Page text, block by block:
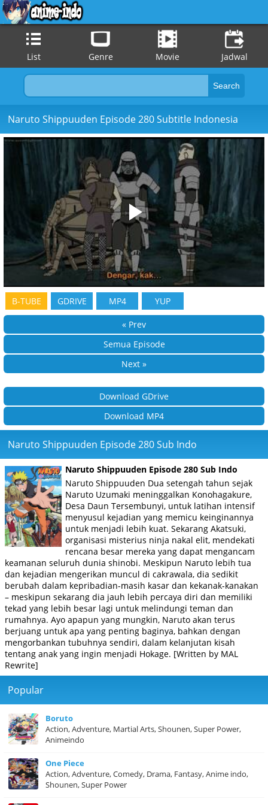
List Genre Movie Jadwal
Naruto Shippuuden Episode 280 Subtitle Indonesia
B-TUBE GDRIVE MP4 YUP
« Prev
Semua Episode
Next »
Download GDrive
Download MP4
Naruto Shippuuden Episode 280 Sub Indo
Naruto Shippuuden Episode 280 Sub Indo
Naruto Shippuuden Dua setengah tahun sejak
Naruto Uzumaki meninggalkan Konohagakure,
Desa Daun Tersembunyi, untuk latihan intensif
menyusul kejadian yang memicu keinginannya
untuk menjadi lebih kuat. Sekarang Akatsuki,
organisasi misterius ninja nakal elit, mendekati
rencana besar mereka yang dapat mengancam
keamanan seluruh dunia shinobi. Meskipun Naruto lebih tua
dan kejadian mengerikan muncul di cakrawala, dia sedikit
berubah dalam kepribadian-masih kasar dan kekanak-kanakan
– meskipun sekarang dia jauh lebih percaya diri dan memiliki
tekad yang lebih besar lagi untuk melindungi teman dan
rumahnya. Ayo apapun yang mungkin, Naruto akan terus
berjuang untuk apa yang penting baginya, bahkan dengan
mengorbankan tubuhnya sendiri, dalam kelanjutan kisah
tentang anak yang ingin menjadi Hokage. [Written by MAL
Rewrite]
Popular
Boruto
Action, Adventure, Martial Arts, Shounen, Super Power,
Animeindo
One Piece
Action, Adventure, Comedy, Drama, Fantasy, Anime indo,
Shounen, Super Power